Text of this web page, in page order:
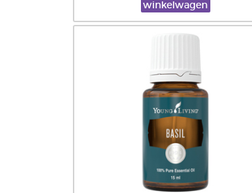
winkelwagen